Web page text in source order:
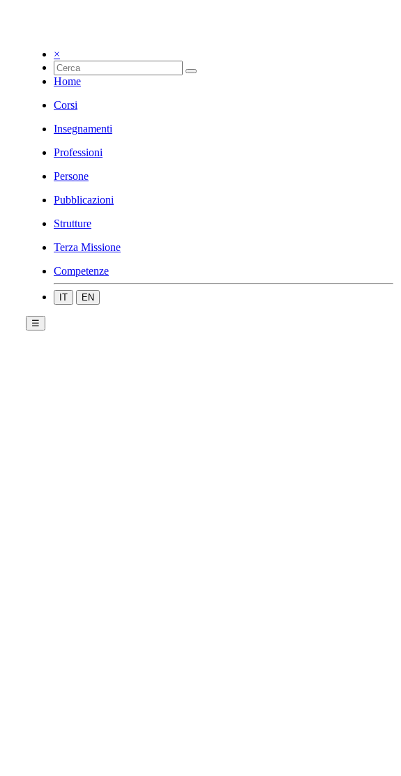
×
Home
Corsi
Insegnamenti
Professioni
Persone
Pubblicazioni
Strutture
Terza Missione
Competenze
IT EN
☰